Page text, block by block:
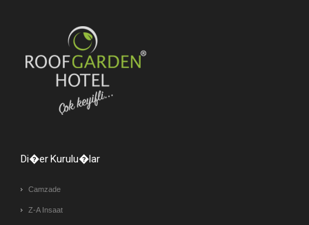
Di�er Kurulu�lar
Camzade
Z-A Insaat